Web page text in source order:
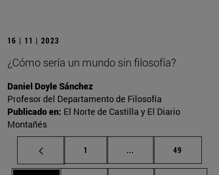
16 | 11 | 2023
¿Cómo sería un mundo sin filosofía?
Daniel Doyle Sánchez
Profesor del Departamento de Filosofía
Publicado en: El Norte de Castilla y El Diario
Montañés
Página
1 ... Páginas intermedias
Página
49